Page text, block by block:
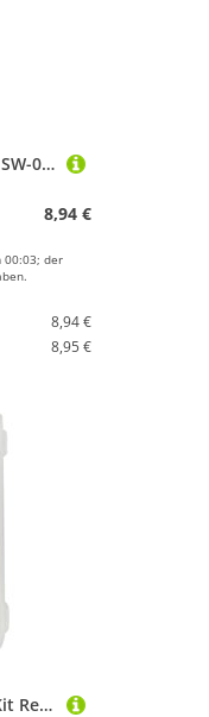
Park Tool Nippelspanner SW-0 127/3,2, Schwarz, 4000802
8,94 €
00:03; der
8,94 €
8,95 €
Lezyne Classic Tubeless Kit Reparaturset